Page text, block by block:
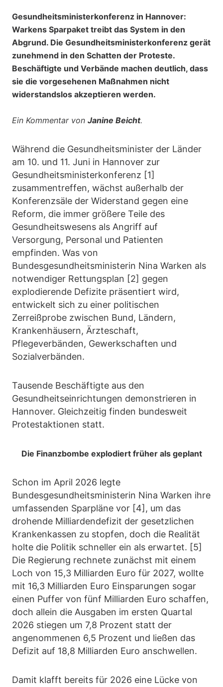
Gesundheitsministerkonferenz in Hannover:
Warkens Sparpaket treibt das System in den
Abgrund. Die Gesundheitsministerkonferenz gerät
zunehmend in den Schatten der Proteste.
Beschäftigte und Verbände machen deutlich, dass
sie die vorgesehenen Maßnahmen nicht
widerstandslos akzeptieren werden.
Ein Kommentar von Janine Beicht.
Während die Gesundheitsminister der Länder
am 10. und 11. Juni in Hannover zur
Gesundheitsministerkonferenz [1]
zusammentreffen, wächst außerhalb der
Konferenzsäle der Widerstand gegen eine
Reform, die immer größere Teile des
Gesundheitswesens als Angriff auf
Versorgung, Personal und Patienten
empfinden. Was von
Bundesgesundheitsministerin Nina Warken als
notwendiger Rettungsplan [2] gegen
explodierende Defizite präsentiert wird,
entwickelt sich zu einer politischen
Zerreißprobe zwischen Bund, Ländern,
Krankenhäusern, Ärzteschaft,
Pflegeverbänden, Gewerkschaften und
Sozialverbänden.
Tausende Beschäftigte aus den
Gesundheitseinrichtungen demonstrieren in
Hannover. Gleichzeitig finden bundesweit
Protestaktionen statt.
Die Finanzbombe explodiert früher als geplant
Schon im April 2026 legte
Bundesgesundheitsministerin Nina Warken ihre
umfassenden Sparpläne vor [4], um das
drohende Milliardendefizit der gesetzlichen
Krankenkassen zu stopfen, doch die Realität
holte die Politik schneller ein als erwartet. [5]
Die Regierung rechnete zunächst mit einem
Loch von 15,3 Milliarden Euro für 2027, wollte
mit 16,3 Milliarden Euro Einsparungen sogar
einen Puffer von fünf Milliarden Euro schaffen,
doch allein die Ausgaben im ersten Quartal
2026 stiegen um 7,8 Prozent statt der
angenommenen 6,5 Prozent und ließen das
Defizit auf 18,8 Milliarden Euro anschwellen.
Damit klafft bereits für 2026 eine Lücke von